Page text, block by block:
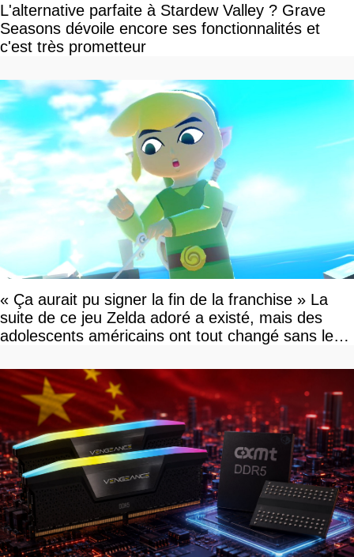
L'alternative parfaite à Stardew Valley ? Grave
Seasons dévoile encore ses fonctionnalités et
c'est très prometteur
« Ça aurait pu signer la fin de la franchise » La
suite de ce jeu Zelda adoré a existé, mais des
adolescents américains ont tout changé sans le